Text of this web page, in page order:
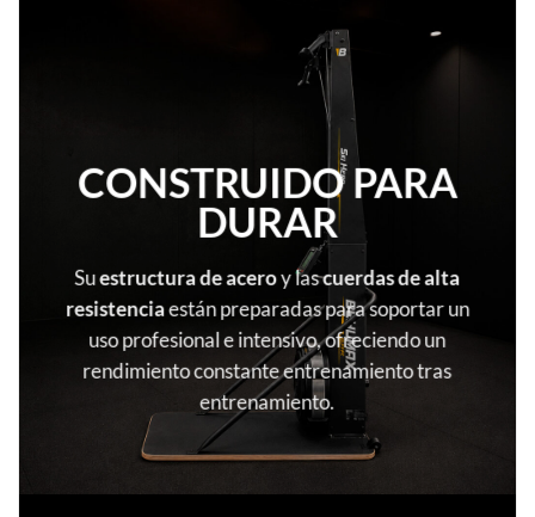
CONSTRUIDO PARA
DURAR
Suestructura de aceroy lascuerdas de alta
resistenciaestán preparadas para soportar un
uso profesional e intensivo, ofreciendo un
rendimiento constante entrenamiento tras
entrenamiento.